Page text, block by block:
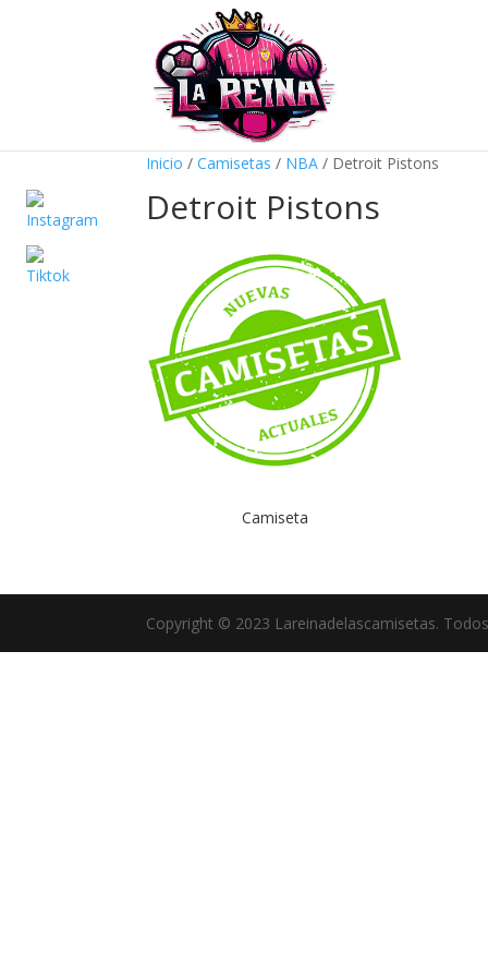
Inicio /Camisetas / NBA / Detroit Pistons
Detroit Pistons
Camiseta
Copyright © 2023 Lareinadelascamisetas.